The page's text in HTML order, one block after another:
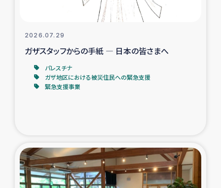
経済自立支援事業
ガザ空爆被災者への食料支援と農家生産支援
ガザ地区における羊の畜産支援
ガザ地区酪農を通した女性グループの生計支援
2026.07.29
ガザスタッフからの手紙 ― 日本の皆さまへ
パレスチナ
ガザ地区における被災住民への緊急支援
緊急支援事業